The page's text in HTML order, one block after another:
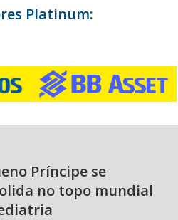
Platinum:
Príncipe se
no topo mundial